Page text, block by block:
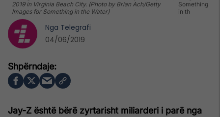
2019 in Virginia Beach City. (Photo by Brian Ach/Getty
Images for Something in the Water)
Something
in th
Jay-Z është bërë zyrtarisht miliarderi i parë nga
Nga Telegrafi
04/06/2019